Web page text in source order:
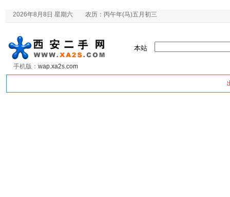
2026年8月8日 星期六 农历：丙午年(马)五月初三
手机版： wap.xa2s.com
本站